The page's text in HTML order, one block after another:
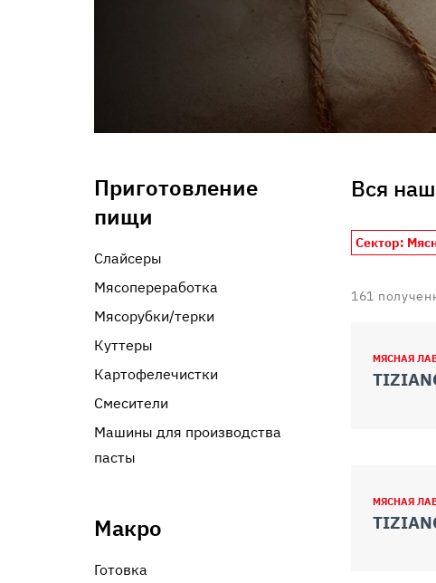
informazioni che ha fornito loro o che hanno raccolto dal
Приготовление
пищи
Слайсеры
Мясопереработка
Мясорубки/терки
Куттеры
Картофелечистки
Смесители
Машины для производства
пасты
Макро
Готовка
Вся
Сектор:
161
МЯСНАЯ
МЯСНАЯ